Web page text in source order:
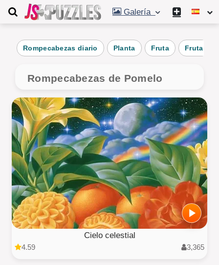
Galería
Rompecabezas diario Planta Fruta Fruta
Rompecabezas de Pomelo
Cielo celestial
4.59 3,365